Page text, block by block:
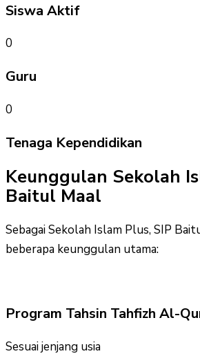
Siswa Aktif
0
Guru
0
Tenaga Kependidikan
Keunggulan Sekolah
Baitul Maal
Sebagai Sekolah Islam Plus, SIP
beberapa keunggulan utama:
Program Tahsin Tahfizh Al-
Sesuai jenjang usia